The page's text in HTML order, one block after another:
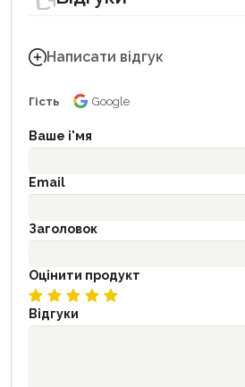
Написати відгук
Гість Google
Ваше і'мя
Email
Заголовок
Оцінити продукт
Відгуки